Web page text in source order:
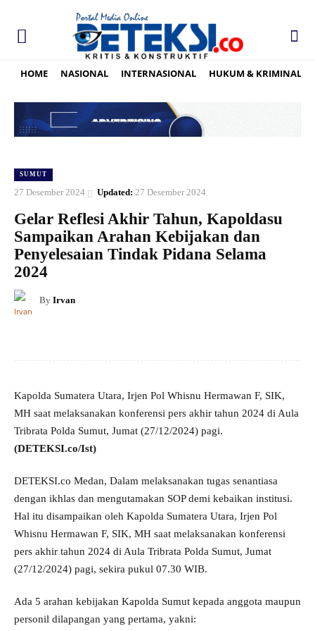
HOME NASIONAL INTERNASIONAL HUKUM & KRIMINAL
SUMUT
27 Desember 2024 Updated: 27 Desember 2024
Gelar Reflesi Akhir Tahun, Kapoldasu
Sampaikan Arahan Kebijakan dan
Penyelesaian Tindak Pidana Selama
2024
By Irvan
Kapolda Sumatera Utara, Irjen Pol Whisnu Hermawan F, SIK,
MH saat melaksanakan konferensi pers akhir tahun 2024 di Aula
Tribrata Polda Sumut, Jumat (27/12/2024) pagi.
(DETEKSI.co/Ist)
DETEKSI.co Medan, Dalam melaksanakan tugas senantiasa
dengan ikhlas dan mengutamakan SOP demi kebaikan institusi.
Hal itu disampaikan oleh Kapolda Sumatera Utara, Irjen Pol
Whisnu Hermawan F, SIK, MH saat melaksanakan konferensi
pers akhir tahun 2024 di Aula Tribrata Polda Sumut, Jumat
(27/12/2024) pagi, sekira pukul 07.30 WIB.
Ada 5 arahan kebijakan Kapolda Sumut kepada anggota maupun
personil dilapangan yang pertama, yakni: